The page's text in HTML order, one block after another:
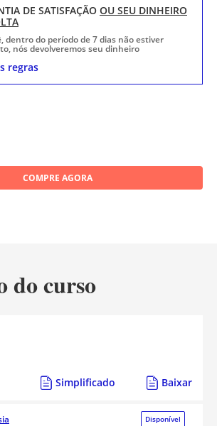
COMPRE AGORA
DE SATISFAÇÃO OU SEU DINHEIRO
dentro do período de 7 dias não estiver
nós devolveremos seu dinheiro
regras
do curso
Simplificado Baixar
Disponível